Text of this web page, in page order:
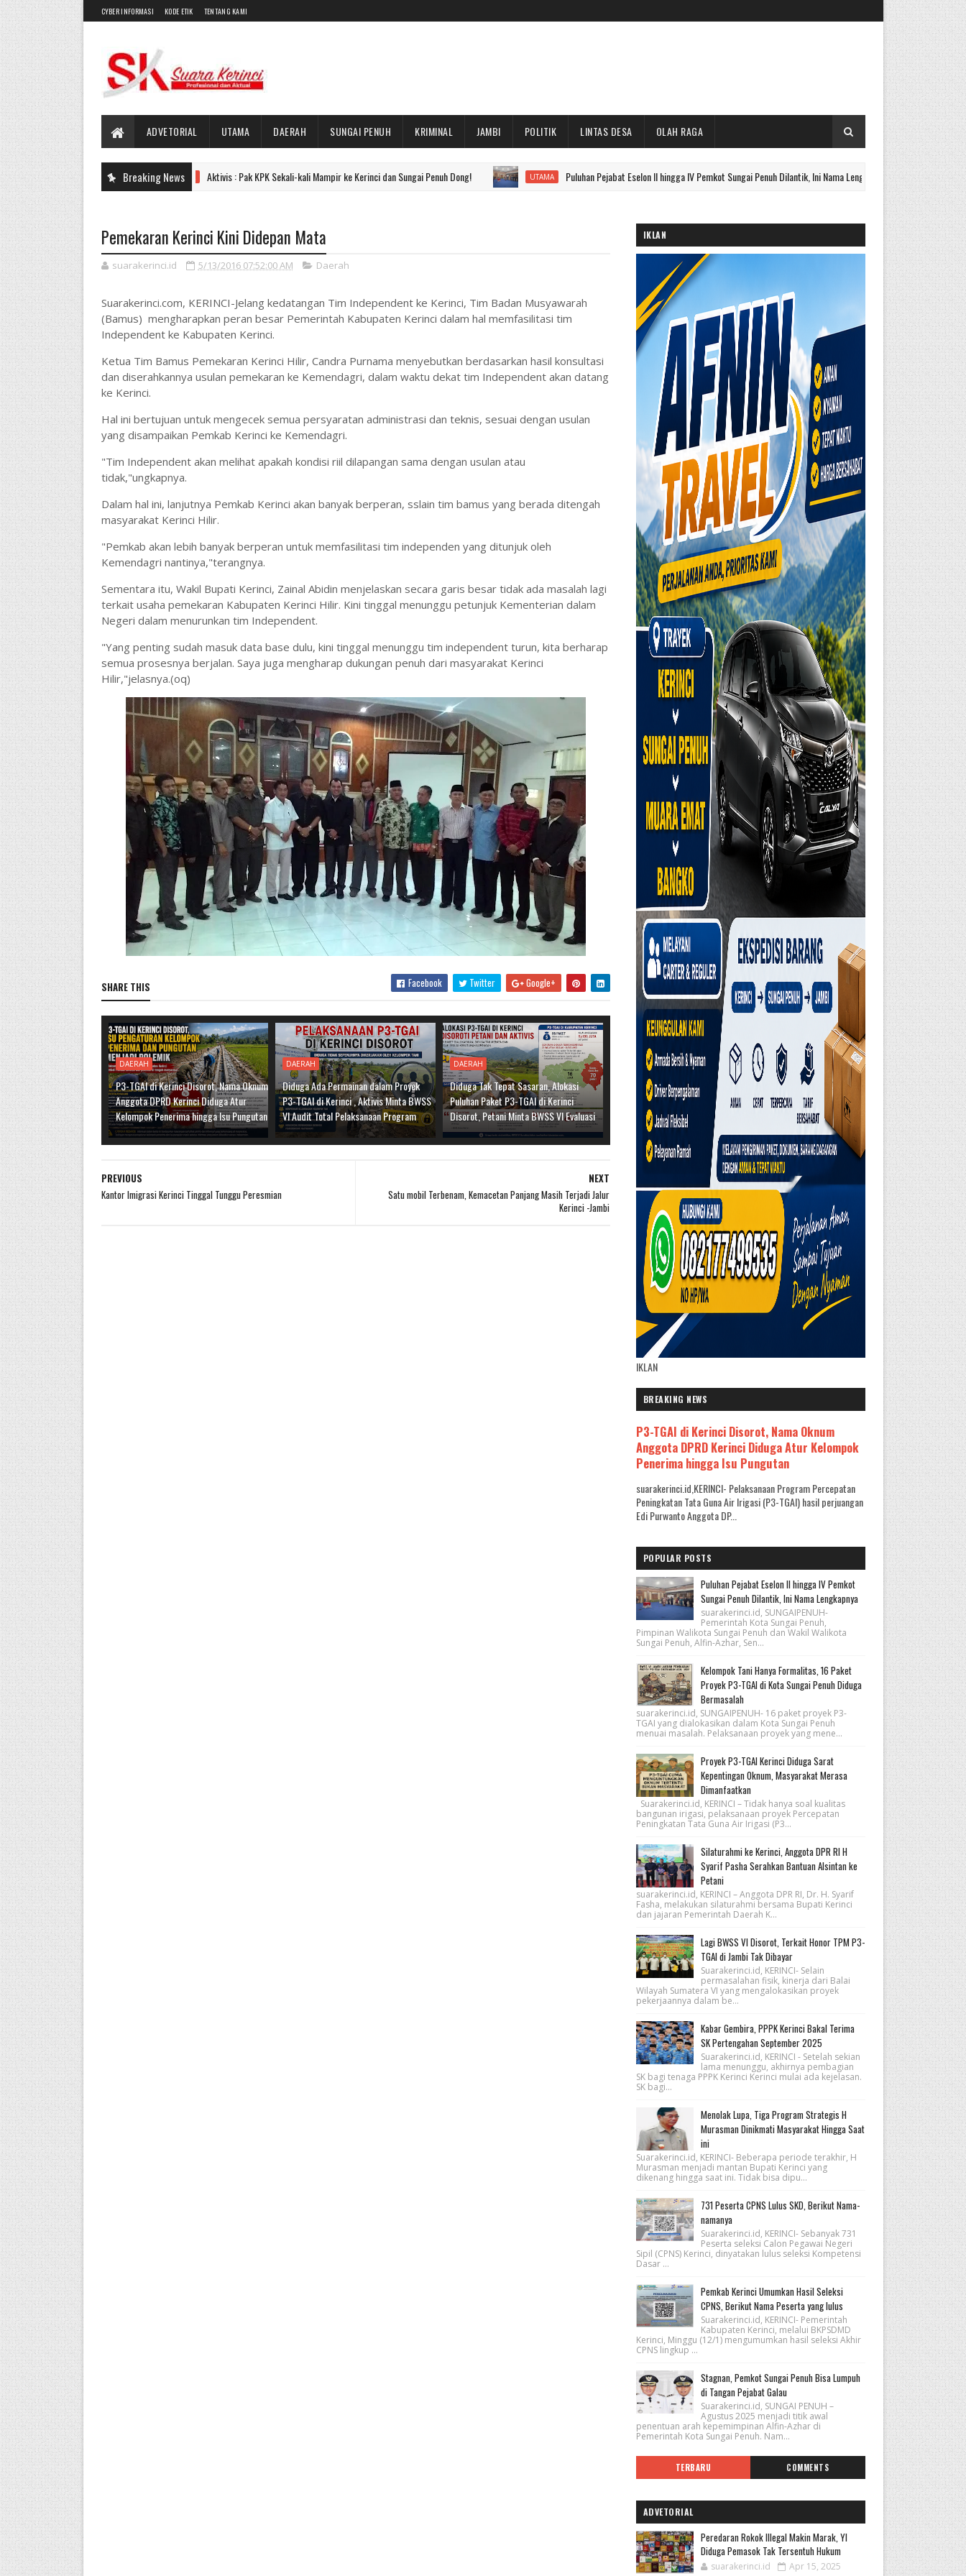
CYBER INFORMASI KODE ETIK TENTANG KAMI
ADVETORIAL UTAMA DAERAH SUNGAI PENUH KRIMINAL JAMBI POLITIK LINTAS DESA OLAH RAGA
Breaking News
UTAMA Aktivis : Pak KPK Sekali-kali Mampir ke Kerinci dan Sungai Penuh Dong! UTAMA Puluhan Pejabat Eselon II hingga IV Pemkot Sungai Penuh Dilantik, Ini Nama Lengkapnya UTAMA Baru
Pemekaran Kerinci Kini Didepan Mata
suarakerinci.id 5/13/2016 07:52:00 AM Daerah
Suarakerinci.com, KERINCI-Jelang kedatangan Tim Independent ke Kerinci, Tim Badan Musyawarah
(Bamus) mengharapkan peran besar Pemerintah Kabupaten Kerinci dalam hal memfasilitasi tim
Independent ke Kabupaten Kerinci.
Ketua Tim Bamus Pemekaran Kerinci Hilir, Candra Purnama menyebutkan berdasarkan hasil konsultasi
dan diserahkannya usulan pemekaran ke Kemendagri, dalam waktu dekat tim Independent akan datang
ke Kerinci.
Hal ini bertujuan untuk mengecek semua persyaratan administrasi dan teknis, sesuai dengan usulan
yang disampaikan Pemkab Kerinci ke Kemendagri.
"Tim Independent akan melihat apakah kondisi riil dilapangan sama dengan usulan atau
tidak,"ungkapnya.
Dalam hal ini, lanjutnya Pemkab Kerinci akan banyak berperan, sslain tim bamus yang berada ditengah
masyarakat Kerinci Hilir.
"Pemkab akan lebih banyak berperan untuk memfasilitasi tim independen yang ditunjuk oleh
Kemendagri nantinya,"terangnya.
Sementara itu, Wakil Bupati Kerinci, Zainal Abidin menjelaskan secara garis besar tidak ada masalah lagi
terkait usaha pemekaran Kabupaten Kerinci Hilir. Kini tinggal menunggu petunjuk Kementerian dalam
Negeri dalam menurunkan tim Independent.
"Yang penting sudah masuk data base dulu, kini tinggal menunggu tim independent turun, kita berharap
semua prosesnya berjalan. Saya juga mengharap dukungan penuh dari masyarakat Kerinci
Hilir,"jelasnya.(oq)
SHARE THIS Facebook Twitter Google+
DAERAH
P3-TGAI di Kerinci Disorot, Nama Oknum
Anggota DPRD Kerinci Diduga Atur
Kelompok Penerima hingga Isu Pungutan
DAERAH
Diduga Ada Permainan dalam Proyek
P3-TGAI di Kerinci , Aktivis Minta BWSS
VI Audit Total Pelaksanaan Program
DAERAH
Diduga Tak Tepat Sasaran, Alokasi
Puluhan Paket P3-TGAI di Kerinci
Disorot, Petani Minta BWSS VI Evaluasi
NEXT
Satu mobil Terbenam, Kemacetan Panjang Masih Terjadi Jalur
Kerinci -Jambi
PREVIOUS
Kantor Imigrasi Kerinci Tinggal Tunggu Peresmian
IKLAN
IKLAN
BREAKING NEWS
P3-TGAI di Kerinci Disorot, Nama Oknum
Anggota DPRD Kerinci Diduga Atur Kelompok
Penerima hingga Isu Pungutan
suarakerinci.id,KERINCI- Pelaksanaan Program Percepatan
Peningkatan Tata Guna Air Irigasi (P3-TGAI) hasil perjuangan
Edi Purwanto Anggota DP...
POPULAR POSTS
Puluhan Pejabat Eselon II hingga IV Pemkot
Sungai Penuh Dilantik, Ini Nama Lengkapnya
suarakerinci.id, SUNGAIPENUH-
Pemerintah Kota Sungai Penuh,
Pimpinan Walikota Sungai Penuh dan Wakil Walikota
Sungai Penuh, Alfin-Azhar, Sen...
Kelompok Tani Hanya Formalitas, 16 Paket
Proyek P3-TGAI di Kota Sungai Penuh Diduga
Bermasalah
suarakerinci.id, SUNGAIPENUH- 16 paket proyek P3-
TGAI yang dialokasikan dalam Kota Sungai Penuh
menuai masalah. Pelaksanaan proyek yang mene...
Proyek P3-TGAI Kerinci Diduga Sarat
Kepentingan Oknum, Masyarakat Merasa
Dimanfaatkan
Suarakerinci.id, KERINCI – Tidak hanya soal kualitas
bangunan irigasi, pelaksanaan proyek Percepatan
Peningkatan Tata Guna Air Irigasi (P3...
Silaturahmi ke Kerinci, Anggota DPR RI H
Syarif Pasha Serahkan Bantuan Alsintan ke
Petani
suarakerinci.id, KERINCI – Anggota DPR RI, Dr. H. Syarif
Fasha, melakukan silaturahmi bersama Bupati Kerinci
dan jajaran Pemerintah Daerah K...
Lagi BWSS VI Disorot, Terkait Honor TPM P3-
TGAI di Jambi Tak Dibayar
Suarakerinci.id, KERINCI- Selain
permasalahan fisik, kinerja dari Balai
Wilayah Sumatera VI yang mengalokasikan proyek
pekerjaannya dalam be...
Kabar Gembira, PPPK Kerinci Bakal Terima
SK Pertengahan September 2025
Suarakerinci.id, KERINCI - Setelah sekian
lama menunggu, akhirnya pembagian
SK bagi tenaga PPPK Kerinci Kerinci mulai ada kejelasan.
SK bagi...
Menolak Lupa, Tiga Program Strategis H
Murasman Dinikmati Masyarakat Hingga Saat
ini
Suarakerinci.id, KERINCI- Beberapa periode terakhir, H
Murasman menjadi mantan Bupati Kerinci yang
dikenang hingga saat ini. Tidak bisa dipu...
731 Peserta CPNS Lulus SKD, Berikut Nama-
namanya
Suarakerinci.id, KERINCI- Sebanyak 731
Peserta seleksi Calon Pegawai Negeri
Sipil (CPNS) Kerinci, dinyatakan lulus seleksi Kompetensi
Dasar ...
Pemkab Kerinci Umumkan Hasil Seleksi
CPNS, Berikut Nama Peserta yang lulus
Suarakerinci.id, KERINCI- Pemerintah
Kabupaten Kerinci, melalui BKPSDMD
Kerinci, Minggu (12/1) mengumumkan hasil seleksi Akhir
CPNS lingkup ...
Stagnan, Pemkot Sungai Penuh Bisa Lumpuh
di Tangan Pejabat Galau
Suarakerinci.id, SUNGAI PENUH –
Agustus 2025 menjadi titik awal
penentuan arah kepemimpinan Alfin-Azhar di
Pemerintah Kota Sungai Penuh. Nam...
TERBARU COMMENTS
ADVETORIAL
Peredaran Rokok Illegal Makin Marak, YI
Diduga Pemasok Tak Tersentuh Hukum
suarakerinci.id Apr 15, 2025